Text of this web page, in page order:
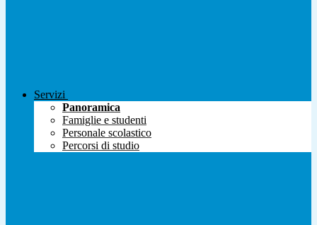
Servizi
Panoramica
Famiglie e studenti
Personale scolastico
Percorsi di studio